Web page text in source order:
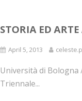
STORIA ED
April 5, 2013
Università di Bologna
Triennale...